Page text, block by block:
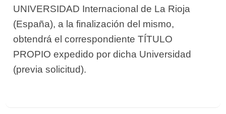
UNIVERSIDAD Internacional de La Rioja
(España), a la finalización del mismo,
obtendrá el correspondiente TÍTULO
PROPIO expedido por dicha Universidad
(previa solicitud).